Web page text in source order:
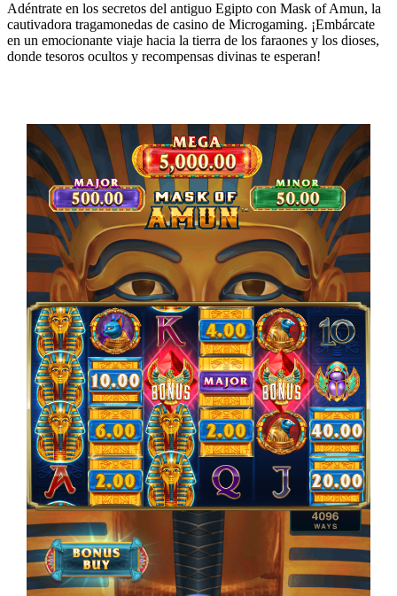
Adéntrate en los secretos del antiguo Egipto con Mask of Amun, la
cautivadora tragamonedas de casino de Microgaming. ¡Embárcate
en un emocionante viaje hacia la tierra de los faraones y los dioses,
donde tesoros ocultos y recompensas divinas te esperan!